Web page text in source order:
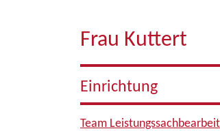
Frau Kuttert
Einrichtung
Team